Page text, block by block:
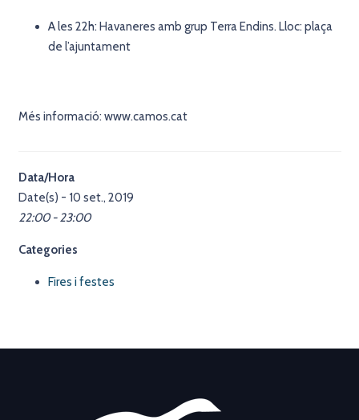
A les 22h: Havaneres amb grup Terra Endins. Lloc: plaça
de l’ajuntament
Més informació: www.camos.cat
Data/Hora
Date(s) - 10 set., 2019
22:00 - 23:00
Categories
Fires i festes